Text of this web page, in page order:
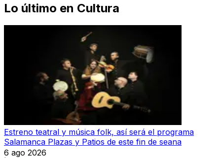
Lo último en Cultura
Estreno teatral y música folk, así será el programa
Salamanca Plazas y Patios de este fin de seana
6 ago 2026